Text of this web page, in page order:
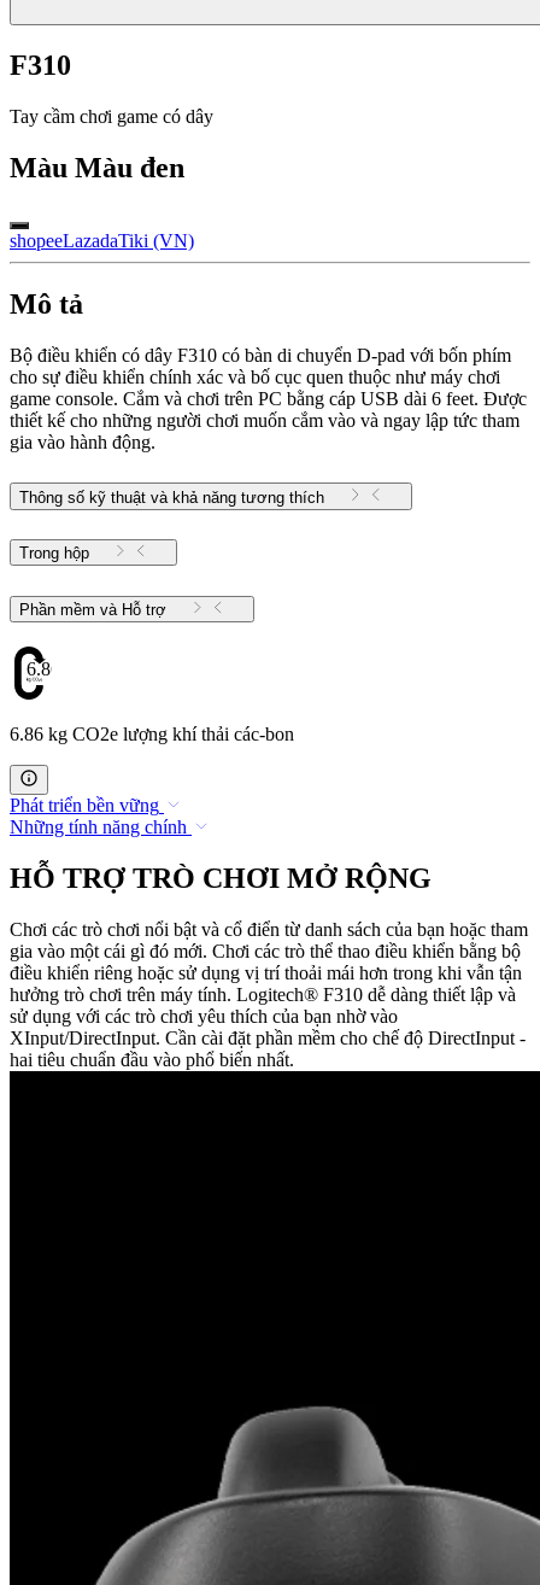
F310
Tay cầm chơi game có dây
Màu Màu đen
shopeeLazadaTiki (VN)
Mô tả
Bộ điều khiển có dây F310 có bàn di chuyển D-pad với bốn phím
cho sự điều khiển chính xác và bố cục quen thuộc như máy chơi
game console. Cắm và chơi trên PC bằng cáp USB dài 6 feet. Được
thiết kế cho những người chơi muốn cắm vào và ngay lập tức tham
gia vào hành động.
Thông số kỹ thuật và khả năng tương thích
Trong hộp
Phần mềm và Hỗ trợ
6.86
6.86 kg CO2e lượng khí thải các-bon
Phát triển bền vững
Những tính năng chính
HỖ TRỢ TRÒ CHƠI MỞ RỘNG
Chơi các trò chơi nổi bật và cổ điển từ danh sách của bạn hoặc tham
gia vào một cái gì đó mới. Chơi các trò thể thao điều khiển bằng bộ
điều khiển riêng hoặc sử dụng vị trí thoải mái hơn trong khi vẫn tận
hưởng trò chơi trên máy tính. Logitech® F310 dễ dàng thiết lập và
sử dụng với các trò chơi yêu thích của bạn nhờ vào
XInput/DirectInput. Cần cài đặt phần mềm cho chế độ DirectInput -
hai tiêu chuẩn đầu vào phổ biến nhất.